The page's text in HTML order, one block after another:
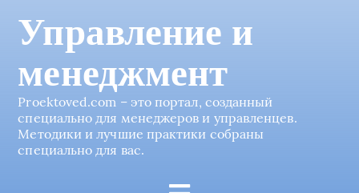
Управление и
менеджмент
Proektoved.com – это портал, созданный
специально для менеджеров и управленцев.
Методики и лучшие практики собраны
специально для вас.